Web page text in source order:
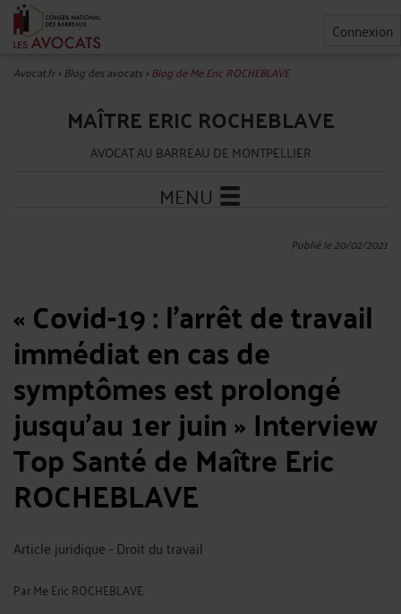
Connexion
Avocat.fr>Blog des avocats>Blog de Me Eric ROCHEBLAVE
MAÎTRE ERIC ROCHEBLAVE
AVOCAT AU BARREAU DE MONTPELLIER
MENU
Publié le 20/02/2021
« Covid-19 : l’arrêt de travail
immédiat en cas de
symptômes est prolongé
jusqu’au 1er juin » ​Interview
Top Santé de Maître Eric
ROCHEBLAVE
Article juridique - Droit du travail
ParMe Eric ROCHEBLAVE